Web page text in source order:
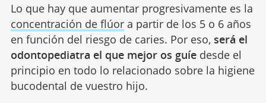
Lo que hay que aumentar progresivamente es la
concentración de flúora partir de los 5 o 6 años
en función del riesgo de caries. Por eso, será el
odontopediatra el que mejor os guíedesde el
principio en todo lo relacionado sobre la higiene
bucodental de vuestro hijo.